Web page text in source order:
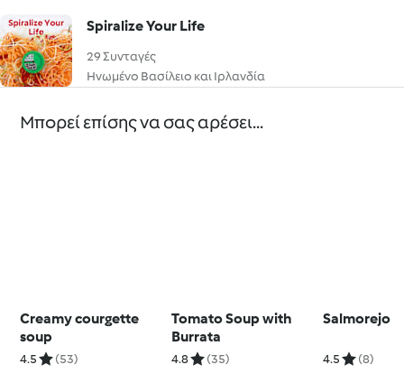
Spiralize Your Life
29 Συνταγές
Ηνωμένο Βασίλειο και Ιρλανδία
Μπορεί επίσης να σας αρέσει...
Creamy courgette
soup
4.5 (53)
Tomato Soup with
Burrata
4.8 (35)
Salmorejo
4.5 (8)